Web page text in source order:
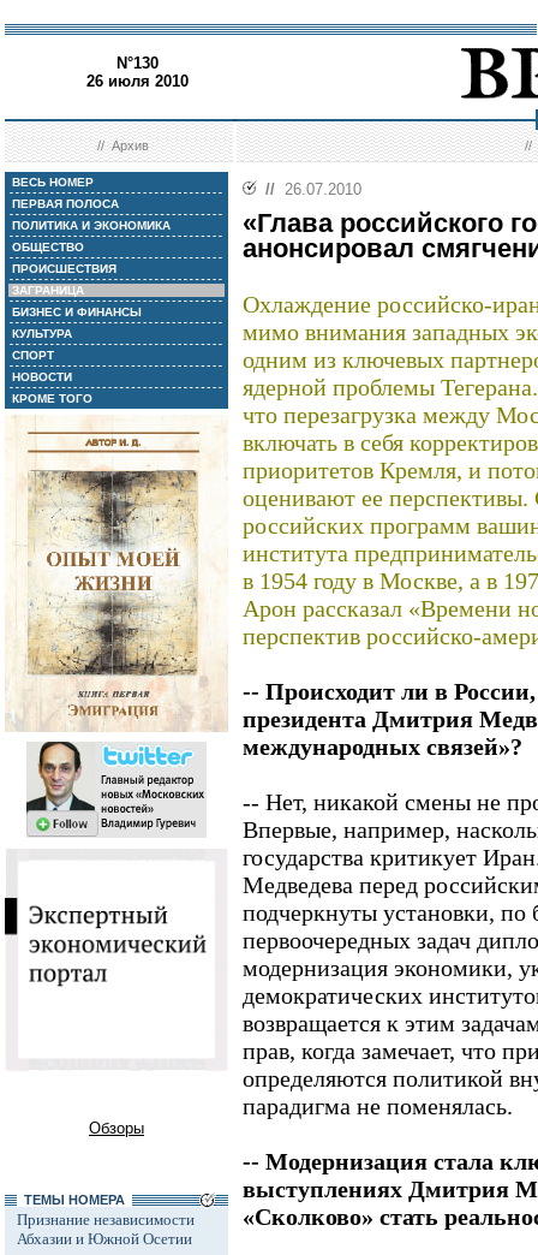
N°130
26 июля 2010
//Архив //
ВЕСЬ НОМЕР
ПЕРВАЯ ПОЛОСА
ПОЛИТИКА И ЭКОНОМИКА
ОБЩЕСТВО
ПРОИСШЕСТВИЯ
ЗАГРАНИЦА
БИЗНЕС И ФИНАНСЫ
КУЛЬТУРА
СПОРТ
НОВОСТИ
КРОМЕ ТОГО
Обзоры
ТЕМЫ НОМЕРА
Признание независимости
Абхазии и Южной Осетии
// 26.07.2010
«Глава российского
анонсировал
Охлаждение российско-
мимо внимания западных
одним из ключевых
ядерной проблемы
что перезагрузка между
включать в себя
приоритетов Кремля, и
оценивают ее
российских программ
института
в 1954 году в Москве, а в
Арон рассказал «Времени
перспектив российско-
-- Происходит ли в
президента Дмитрия
международных связей»?
-- Нет, никакой смены не
Впервые, например,
государства критикует
Медведева перед
подчеркнуты установки,
первоочередных задач
модернизация экономики,
демократических
возвращается к этим
прав, когда замечает, что
определяются политикой
парадигма не поменялась.
-- Модернизация стала
выступлениях Дмитрия
«Сколково» стать